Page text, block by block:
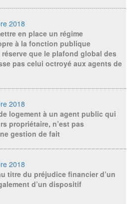
2018
en place un régime
à la fonction publique
que le plafond global des
pas celui octroyé aux agents de
2018
logement à un agent public qui
propriétaire, n’est pas
gestion de fait
2018
titre du préjudice financier d’un
d’un dispositif